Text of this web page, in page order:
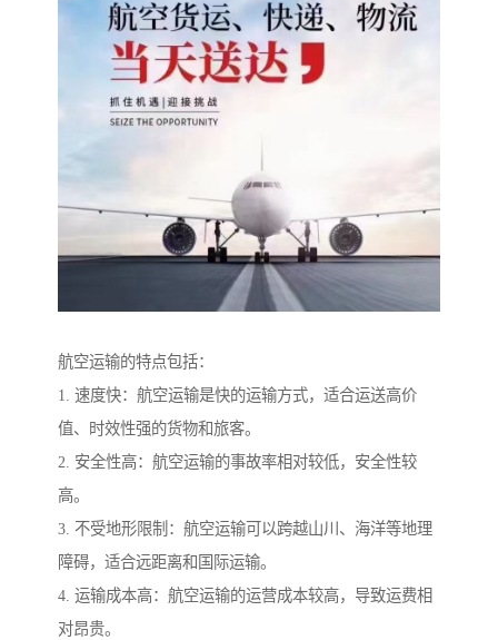
航空运输的特点包括：
1. 速度快：航空运输是快的运输方式，适合运送高价
值、时效性强的货物和旅客。
2. 安全性高：航空运输的事故率相对较低，安全性较
高。
3. 不受地形限制：航空运输可以跨越山川、海洋等地理
障碍，适合远距离和国际运输。
4. 运输成本高：航空运输的运营成本较高，导致运费相
对昂贵。